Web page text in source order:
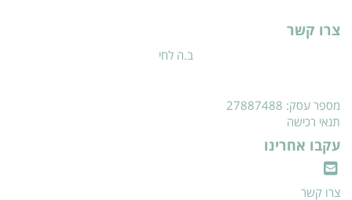
צרו קשר
ב.ה לחי
מספר עסק: 27887488
תנאי רכישה
עקבו אחרינו
צרו קשר